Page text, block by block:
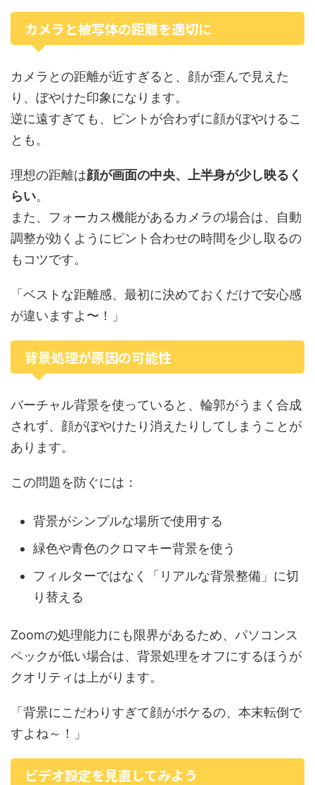
カメラと被写体の距離を適切に
カメラとの距離が近すぎると、顔が歪んで見えた
り、ぼやけた印象になります。
逆に遠すぎても、ピントが合わずに顔がぼやけるこ
とも。
理想の距離は顔が画面の中央、上半身が少し映るく
らい。
また、フォーカス機能があるカメラの場合は、自動
調整が効くようにピント合わせの時間を少し取るの
もコツです。
「ベストな距離感、最初に決めておくだけで安心感
が違いますよ〜！」
背景処理が原因の可能性
バーチャル背景を使っていると、輪郭がうまく合成
されず、顔がぼやけたり消えたりしてしまうことが
あります。
この問題を防ぐには：
背景がシンプルな場所で使用する
緑色や青色のクロマキー背景を使う
フィルターではなく「リアルな背景整備」に切
り替える
Zoomの処理能力にも限界があるため、パソコンス
ペックが低い場合は、背景処理をオフにするほうが
クオリティは上がります。
「背景にこだわりすぎて顔がボケるの、本末転倒で
すよね～！」
ビデオ設定を見直してみよう